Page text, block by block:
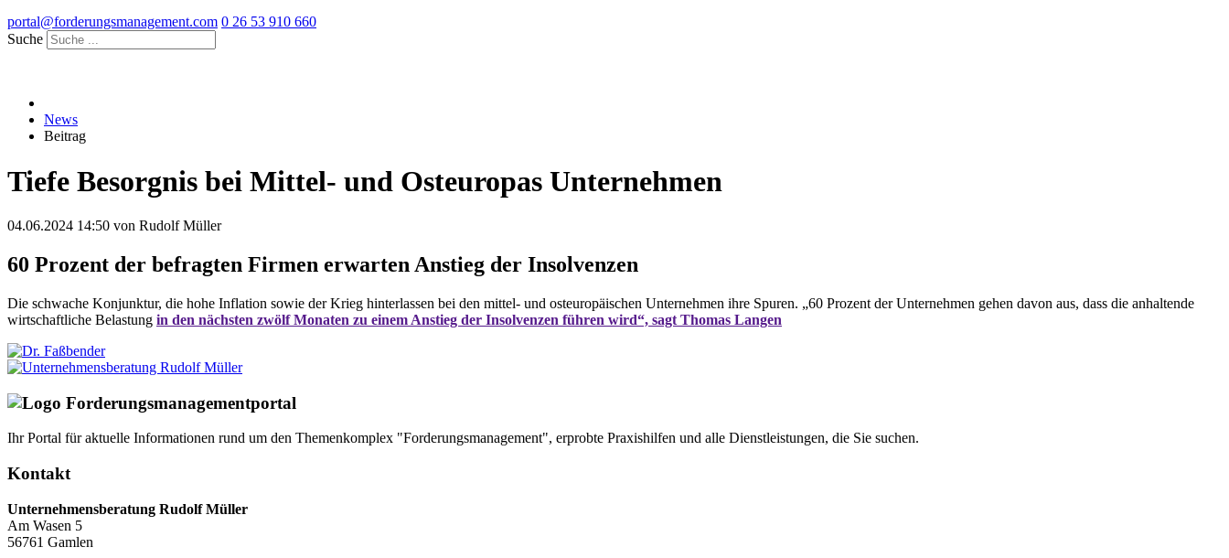
portal@forderungsmanagement.com 0 26 53 910 660
Suche
News
Beitrag
Tiefe Besorgnis bei Mittel- und Osteuropas Unternehmen
04.06.2024 14:50 von Rudolf Müller
60 Prozent der befragten Firmen erwarten Anstieg der Insolvenzen
Die schwache Konjunktur, die hohe Inflation sowie der Krieg hinterlassen bei den mittel- und osteuropäischen Unternehmen ihre Spuren. „60 Prozent der Unternehmen gehen davon aus, dass die anhaltende
wirtschaftliche Belastung in den nächsten zwölf Monaten zu einem Anstieg der Insolvenzen führen wird“, sagt Thomas Langen
Ihr Portal für aktuelle Informationen rund um den Themenkomplex "Forderungsmanagement", erprobte Praxishilfen und alle Dienstleistungen, die Sie suchen.
Kontakt
Unternehmensberatung Rudolf Müller
Am Wasen 5
56761 Gamlen